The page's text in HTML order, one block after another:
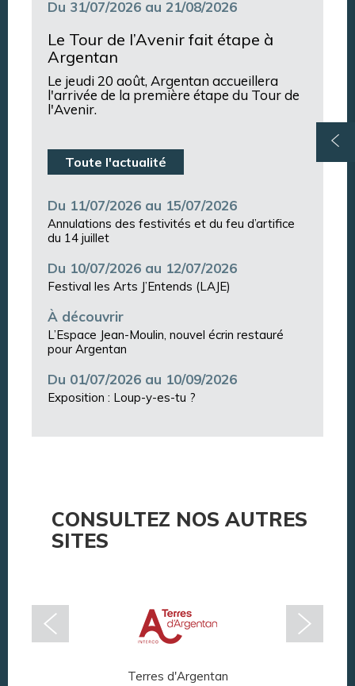
Du 31/07/2026 au 21/08/2026
Le Tour de l’Avenir fait étape à
Argentan
Le jeudi 20 août, Argentan accueillera
l'arrivée de la première étape du Tour de
l'Avenir.
Toute l'actualité
Du 11/07/2026 au 15/07/2026
Annulations des festivités et du feu d’artifice
du 14 juillet
Du 10/07/2026 au 12/07/2026
Festival les Arts J’Entends (LAJE)
À découvrir
L’Espace Jean-Moulin, nouvel écrin restauré
pour Argentan
Du 01/07/2026 au 10/09/2026
Exposition : Loup-y-es-tu ?
CONSULTEZ NOS AUTRES
SITES
Terres d'Argentan